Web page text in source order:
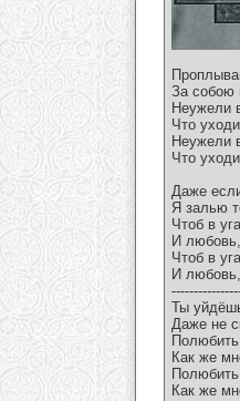
За собою
Неужели
Что
Неужели
Что
Даже
Я залью
Чтоб в
И
Чтоб в
И
Ты
Даже не
Как же
Как же